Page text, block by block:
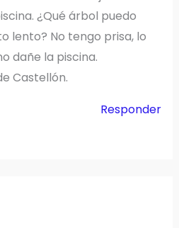
¿Qué árbol puedo
lento? No tengo prisa, lo
dañe la piscina.
Castellón.
Responder